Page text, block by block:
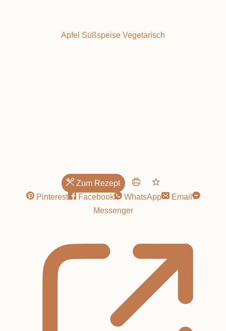
Apfel Süßspeise Vegetarisch
Zum Rezept
Pinterest
Facebook WhatsApp
Email
Messenger